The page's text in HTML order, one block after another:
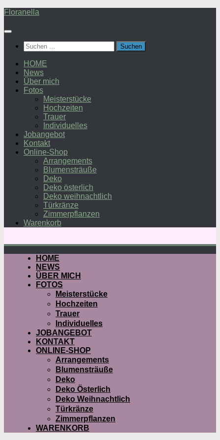
Zum
springen
Floranella
Suchen
nach:
HOME
News
Über mich
Fotos
Meisterstücke
Hochzeiten
Trauer
Individuelles
Jobangebot
Kontakt
Online-Shop
Arrangements
Blumensträuße
Deko
Deko österlich
Deko weihnachtlich
Türkränze
Zimmerpflanzen
Warenkorb
HOME
NEWS
ÜBER MICH
FOTOS
Meisterstücke
Hochzeiten
Trauer
Individuelles
JOBANGEBOT
KONTAKT
ONLINE-SHOP
Arrangements
Blumensträuße
Deko
Deko Österlich
Deko Weihnachtlich
Türkränze
Zimmerpflanzen
WARENKORB